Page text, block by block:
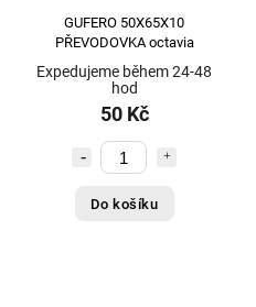
GUFERO 50X65X10
PŘEVODOVKA octavia
Expedujeme během 24-48
hod
50 Kč
Do košíku